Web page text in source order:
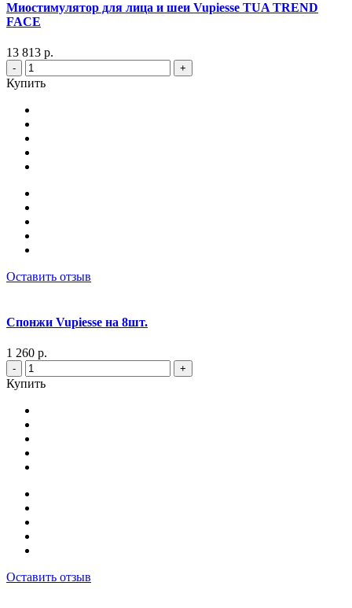
Миостимулятор для лица и шеи Vupiesse TUA TREND
FACE
13 813 р.
- +
Купить
Оставить отзыв
Спонжи Vupiesse на 8шт.
1 260 р.
- +
Купить
Оставить отзыв